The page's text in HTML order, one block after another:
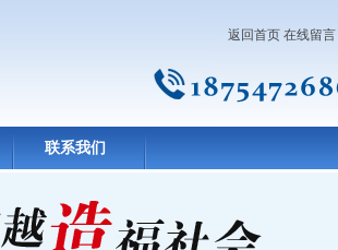
返回首页 在线留言
联系我们